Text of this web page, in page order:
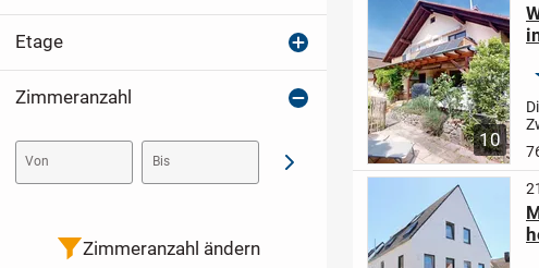
10
Etage
Zimmeranzahl
Von Bis Abschicken
Zimmeranzahl ändern